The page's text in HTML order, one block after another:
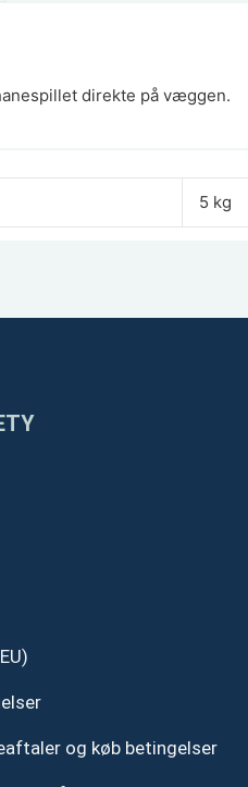
direkte på væggen.
5 kg
og køb betingelser